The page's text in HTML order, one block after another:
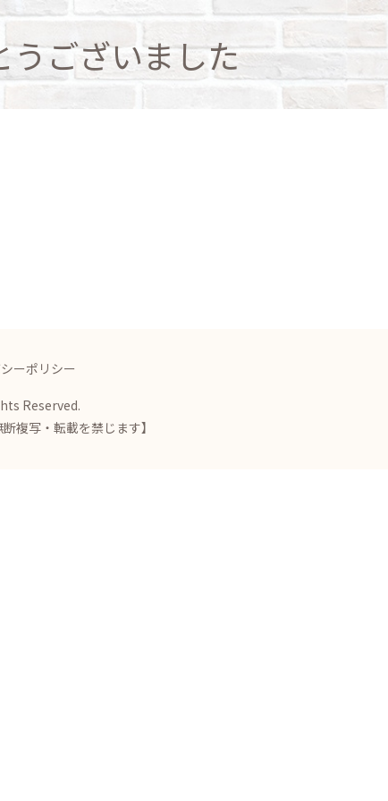
うございました
ーポリシー
Reserved.
複写・転載を禁じます】